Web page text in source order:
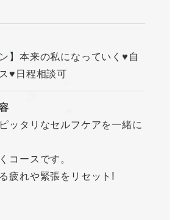
】本来の私になっていく♥自
♥日程相談可
ッタリなセルフケアを一緒に
コースです。
疲れや緊張をリセット!